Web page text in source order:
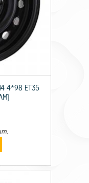
4*98 ET35